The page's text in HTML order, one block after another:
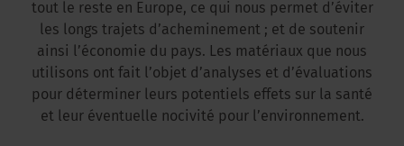
tout le reste en Europe, ce qui nous permet d’éviter
les longs trajets d’acheminement ; et de soutenir
ainsi l’économie du pays. Les matériaux que nous
utilisons ont fait l’objet d’analyses et d’évaluations
pour déterminer leurs potentiels effets sur la santé
et leur éventuelle nocivité pour l’environnement.